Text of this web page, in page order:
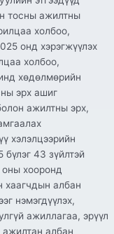
тосны ажилтны
холбоо,
онд хэрэгжүүлэх
холбоо,
хөдөлмөрийн
эрх ашиг
ажилтны эрх,
хэлэлцээрийн
43 зүйлтэй
хооронд
хаагчдын албан
нэмэгдүүлэх,
ажиллагаа, эрүүл
ажилтан албан